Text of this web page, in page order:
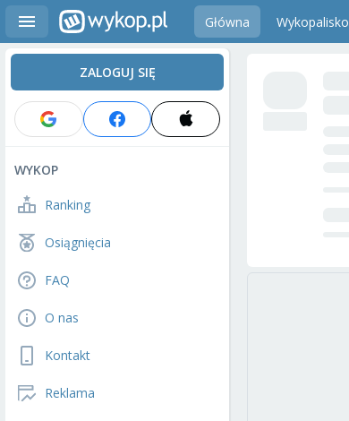
Główna Wykopalisko
ZALOGUJ SIĘ
WYKOP
Ranking
Osiągnięcia
FAQ
O nas
Kontakt
Reklama